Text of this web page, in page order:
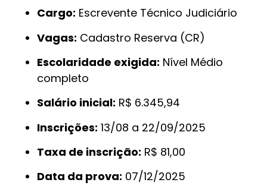
Cargo: Escrevente Técnico Judiciário
Vagas: Cadastro Reserva (CR)
Escolaridade exigida: Nível Médio
completo
Salário inicial: R$ 6.345,94
Inscrições: 13/08 a 22/09/2025
Taxa de inscrição: R$ 81,00
Data da prova: 07/12/2025